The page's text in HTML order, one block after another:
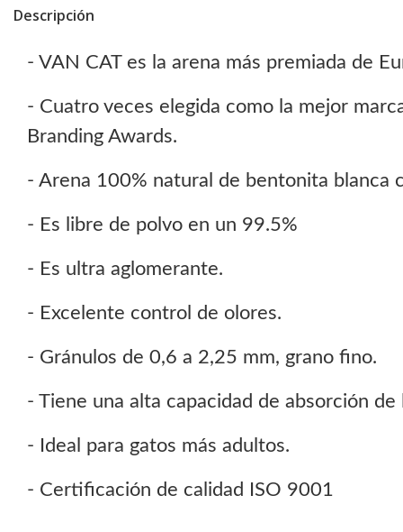
Descripción
- VAN CAT es la arena más premiada de
- Cuatro veces elegida como la mejor
Branding Awards.
- Arena 100% natural de bentonita blanca
- Es libre de polvo en un 99.5%
- Es ultra aglomerante.
- Excelente control de olores.
- Gránulos de 0,6 a 2,25 mm, grano fino.
- Tiene una alta capacidad de absorción de
- Ideal para gatos más adultos.
- Certificación de calidad ISO 9001